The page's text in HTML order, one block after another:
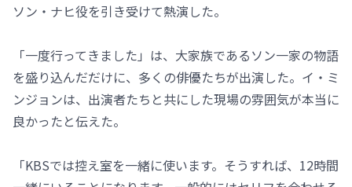
ソン・ナヒ役を引き受けて熱演した。
「一度行ってきました」は、大家族であるソン一家の物語
を盛り込んだだけに、多くの俳優たちが出演した。イ・ミ
ンジョンは、出演者たちと共にした現場の雰囲気が本当に
良かったと伝えた。
「KBSでは控え室を一緒に使います。そうすれば、12時間